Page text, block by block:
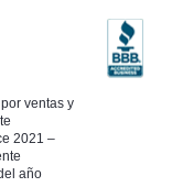
ventas y
2021 –
año